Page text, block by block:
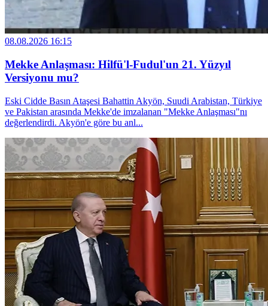
08.08.2026 16:15
Mekke Anlaşması: Hilfü'l-Fudul'un 21. Yüzyıl
Versiyonu mu?
Eski Cidde Basın Ataşesi Bahattin Akyön, Suudi Arabistan, Türkiye
ve Pakistan arasında Mekke'de imzalanan "Mekke Anlaşması"nı
değerlendirdi. Akyön'e göre bu anl...